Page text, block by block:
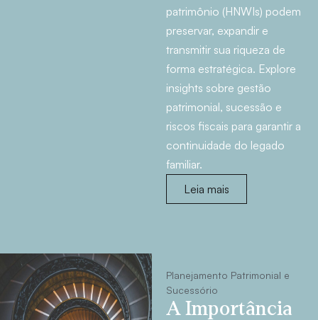
patrimônio (HNWIs) podem
preservar, expandir e
transmitir sua riqueza de
forma estratégica. Explore
insights sobre gestão
patrimonial, sucessão e
riscos fiscais para garantir a
continuidade do legado
familiar.
Leia mais
Planejamento Patrimonial e
Sucessório
A Importância